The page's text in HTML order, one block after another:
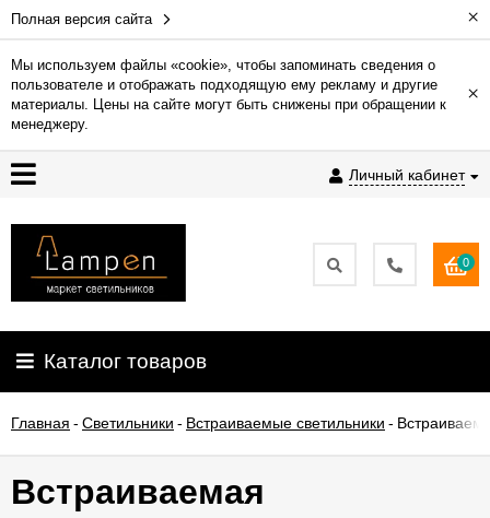
Полная версия сайта ×
Мы используем файлы «cookie», чтобы запоминать сведения о
пользователе и отображать подходящую ему рекламу и другие
материалы. Цены на сайте могут быть снижены при обращении к
менеджеру.
×
Личный кабинет
Гарантия
Доставка
и
Контакты
освещения
О
0
Каталог товаров
Главная - Светильники - Встраиваемые светильники -
Встраиваемая